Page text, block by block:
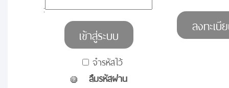
:
จำรหัสไว้
ลืมรหัสผ่าน